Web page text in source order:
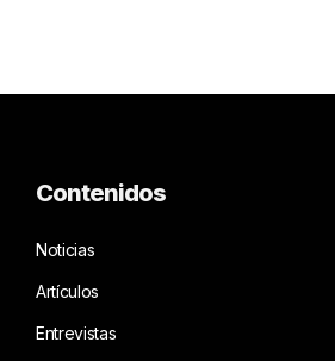
Contenidos
Noticias
Artículos
Entrevistas